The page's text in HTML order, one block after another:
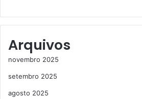
Arquivos
novembro 2025
setembro 2025
agosto 2025